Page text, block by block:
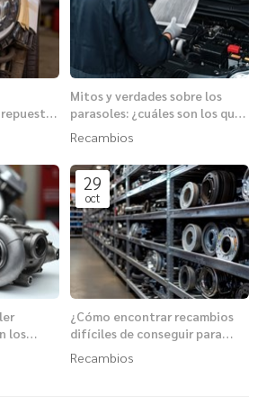
Mitos y verdades sobre los
parasoles: ¿cuáles son los que
más bajan la temperatura?
Recambios
los
29
oct
¿Cómo encontrar recambios
difíciles de conseguir para
vehículos antiguos?
Recambios